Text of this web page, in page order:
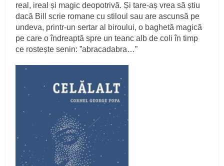
real, ireal și magic deopotrivă. Și tare-aș vrea să știu
dacă Bill scrie romane cu stiloul sau are ascunsă pe
undeva, printr-un sertar al biroului, o baghetă magică
pe care o îndreaptă spre un teanc alb de coli în timp
ce rostește senin: ”abracadabra…”